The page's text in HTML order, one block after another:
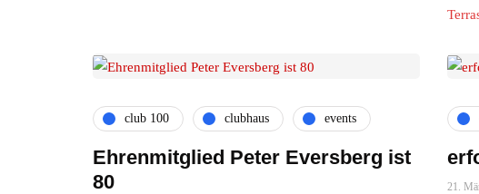
club 100 clubhaus events
Ehrenmitglied Peter Eversberg ist
80
21.